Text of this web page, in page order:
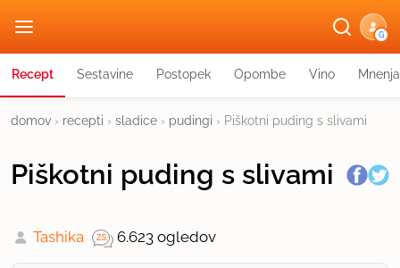
G
Recept Sestavine Postopek Opombe Vino Mnenja
domov › recepti › sladice › pudingi › Piškotni puding s slivami
Piškotni puding s slivami
Tashika 6.623 ogledov